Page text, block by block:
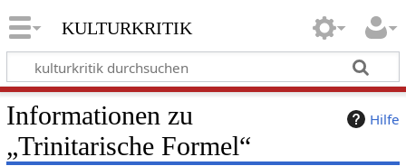
kulturkritik
Hilfe
Informationen zu
„Trinitarische Formel“